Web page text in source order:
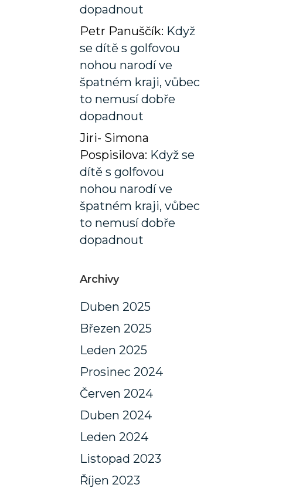
dopadnout
Petr Panuščík: Když
se dítě s golfovou
nohou narodí ve
špatném kraji, vůbec
to nemusí dobře
dopadnout
Jiri- Simona
Pospisilova: Když se
dítě s golfovou
nohou narodí ve
špatném kraji, vůbec
to nemusí dobře
dopadnout
Archivy
Duben 2025
Březen 2025
Leden 2025
Prosinec 2024
Červen 2024
Duben 2024
Leden 2024
Listopad 2023
Říjen 2023